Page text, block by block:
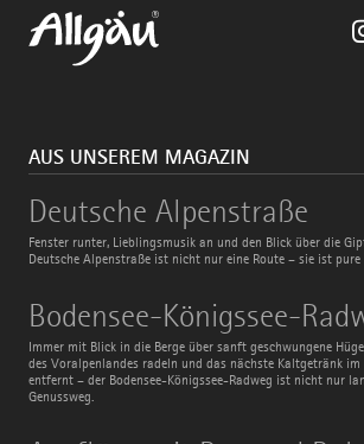
AUS UNSEREM MAGAZIN
Deutsche Alpenstraße
Fenster runter, Lieblingsmusik an und den Blick über die
Deutsche Alpenstraße ist nicht nur eine Route – sie ist
Deutsche
Alpenstraße
Bodensee-Königssee-
Immer mit Blick in die Berge über sanft geschwungene
des Voralpenlandes radeln und das nächste Kaltgetränk
entfernt – der Bodensee-Königssee-Radweg ist nicht nur
Genussweg.
Bodensee-
Königssee-
Radweg